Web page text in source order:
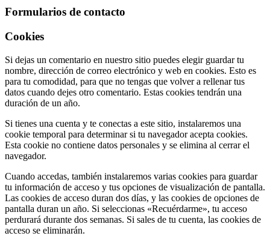
Formularios de contacto
Cookies
Si dejas un comentario en nuestro sitio puedes elegir guardar tu
nombre, dirección de correo electrónico y web en cookies. Esto es
para tu comodidad, para que no tengas que volver a rellenar tus
datos cuando dejes otro comentario. Estas cookies tendrán una
duración de un año.
Si tienes una cuenta y te conectas a este sitio, instalaremos una
cookie temporal para determinar si tu navegador acepta cookies.
Esta cookie no contiene datos personales y se elimina al cerrar el
navegador.
Cuando accedas, también instalaremos varias cookies para guardar
tu información de acceso y tus opciones de visualización de pantalla.
Las cookies de acceso duran dos días, y las cookies de opciones de
pantalla duran un año. Si seleccionas «Recuérdarme», tu acceso
perdurará durante dos semanas. Si sales de tu cuenta, las cookies de
acceso se eliminarán.